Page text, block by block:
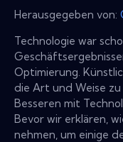
Herausgegeben von:
Technologie war
Optimierung.
die Art und Weise
Besseren mit
Bevor wir erklären,
nehmen, um einige